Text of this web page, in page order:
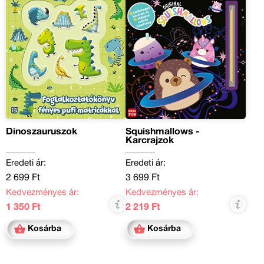
Dinoszauruszok
Eredeti ár:
2 699 Ft
Kedvezményes ár:
1 350 Ft
Kosárba
Squishmallows -
Karcrajzok
Eredeti ár:
3 699 Ft
Kedvezményes ár:
2 219 Ft
Kosárba